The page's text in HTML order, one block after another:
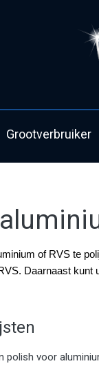
Grootverbruiker
of RVS te
Daarnaast
voor